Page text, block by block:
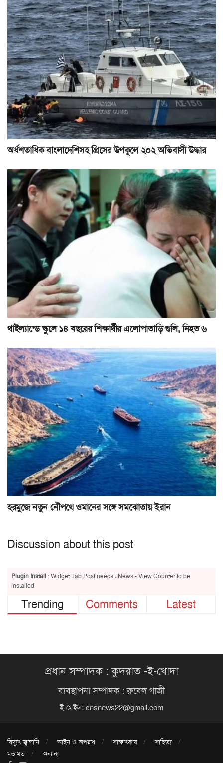
অর্ধশতাধিক বাংলাদেশিসহ গ্রিসের উপকূলে ২০২ অভিবাসী উদ্ধার
থাইল্যান্ডে স্কুলে ১৪ বছরের শিক্ষার্থীর এলোপাতাড়ি গুলি, নিহত ৬
হরমুজে নতুন নৌপথে ওমানের সঙ্গে সমঝোতায় ইরান
Discussion about this post
Plugin Install : Widget Tab Post needs JNews - View Counter to be
installed
Trending Comments Latest
প্রধান সম্পাদক : কুদরাত -ই-খোদা
ব্যবস্থাপনা সম্পাদক : রুবেল গাজী
ই-মেইল: cnsnews22@gmail.com
বিদ্যুৎ জ্বালানি আইন ও অপরাধ সাক্ষাৎকার
সাহিত্য
মতামত
অন্যান্য